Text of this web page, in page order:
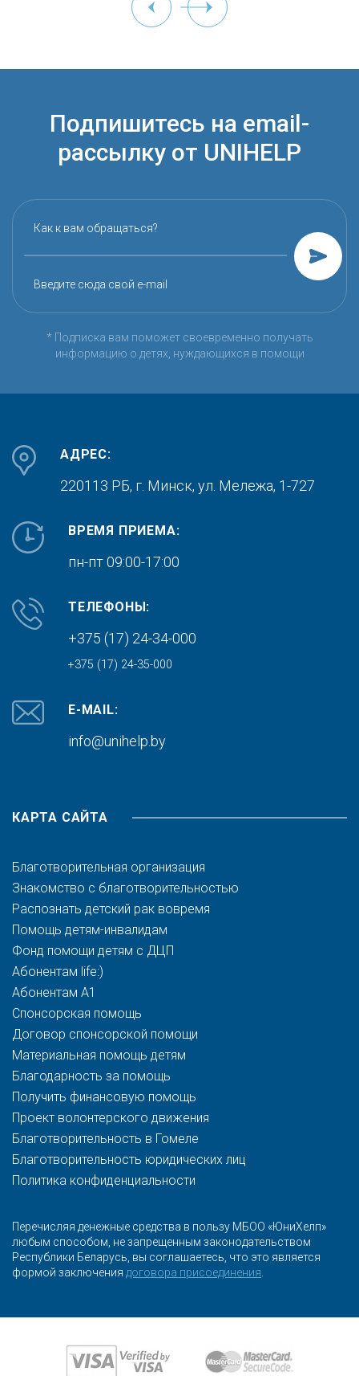
подопечных UNIHELP.
Подпишитесь на email-
рассылку от UNIHELP
Как к вам обращаться?
Введите сюда свой e-mail
* Подписка вам поможет своевременно получать
информацию о детях, нуждающихся в помощи
АДРЕС:
220113 РБ, г. Минск, ул. Мележа, 1-727
ВРЕМЯ ПРИЕМА:
пн-пт 09:00-17:00
ТЕЛЕФОНЫ:
+375 (17) 24-34-000
+375 (17) 24-35-000
E-MAIL:
info@unihelp.by
КАРТА САЙТА
Благотворительная организация
Знакомство с благотворительностью
Распознать детский рак вовремя
Помощь детям-инвалидам
Фонд помощи детям с ДЦП
Абонентам life:)
Абонентам A1
Спонсорская помощь
Договор спонсорской помощи
Материальная помощь детям
Благодарность за помощь
Получить финансовую помощь
Проект волонтерского движения
Благотворительность в Гомеле
Благотворительность юридических лиц
Политика конфиденциальности
Перечисляя денежные средства в пользу МБОО «ЮниХелп»
любым способом, не запрещенным законодательством
Республики Беларусь, вы соглашаетесь, что это является
формой заключения договора присоединения